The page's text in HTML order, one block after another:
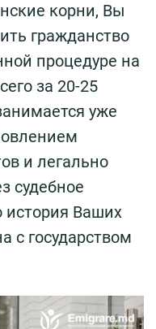
корни, Вы
гражданство
процедуре на
за 20-25
уже
и легально
судебное
история Ваших
с государством